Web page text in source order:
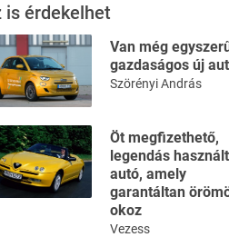
is érdekelhet
Van még
gazdaságos új
Szörényi András
Öt megfizethető,
legendás használt
autó, amely
garantáltan
okoz
Vezess